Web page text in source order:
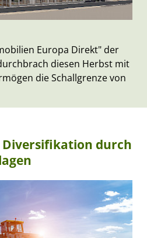
Europa Direkt" der
diesen Herbst mit
die Schallgrenze von
Diversifikation durch